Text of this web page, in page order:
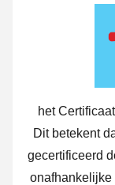
het
Dit betekent
gecertificeerd
onafhankelijke